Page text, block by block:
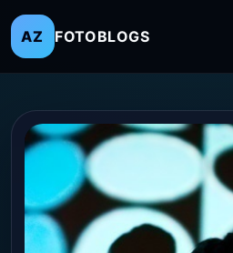
AZ FOTOBLOGS